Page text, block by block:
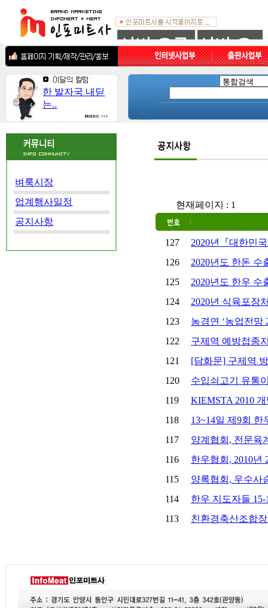
한 발자국 내딛
는..
벼룩시장
업계행사일정
공지사항
현재페이지 : 1
127
2020년『대한민
126
2020년도 한돈 수
125
2020년도 한우 수
124
2020년 식육포장
123
농경연 ‘농업전망
122
구제역 예방접종
121
[담화문] 구제역
120
수입쇠고기 유통
119
KIEMSTA 2010
118
13~14일 제9회
117
양계협회, 전문육
116
한우협회, 2010년
115
양록협회, 우수사
114
한우 지도자들
113
친환경축산조합